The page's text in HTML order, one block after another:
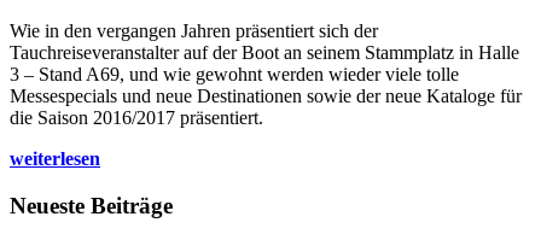
Wie in den vergangen Jahren präsentiert sich der
Tauchreiseveranstalter auf der Boot an seinem Stammplatz in Halle
3 – Stand A69, und wie gewohnt werden wieder viele tolle
Messespecials und neue Destinationen sowie der neue Kataloge für
die Saison 2016/2017 präsentiert.
weiterlesen
Neueste Beiträge